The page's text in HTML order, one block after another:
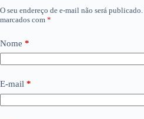
O seu endereço de e-mail não será publicado.
marcados com *
Nome *
E-mail *